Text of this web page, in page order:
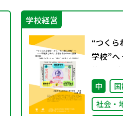
学校経営
“つくら
学校”
答する
創プロ
とつな
中
社会・